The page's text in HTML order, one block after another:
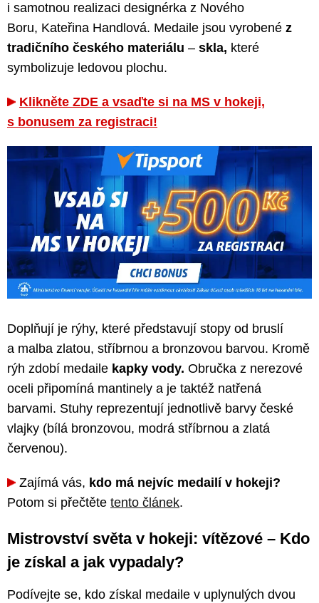
i samotnou realizaci designérka z Nového
Boru, Kateřina Handlová. Medaile jsou vyrobené z
tradičního českého materiálu – skla, které
symbolizuje ledovou plochu.
Klikněte ZDE a vsaďte si na MS v hokeji,
s bonusem za registraci!
Doplňují je rýhy, které představují stopy od bruslí
a malba zlatou, stříbrnou a bronzovou barvou. Kromě
rýh zdobí medaile kapky vody. Obručka z nerezové
oceli připomíná mantinely a je taktéž natřená
barvami. Stuhy reprezentují jednotlivě barvy české
vlajky (bílá bronzovou, modrá stříbrnou a zlatá
červenou).
Zajímá vás, kdo má nejvíc medailí v hokeji?
Potom si přečtěte tento článek.
Mistrovství světa v hokeji: vítězové – Kdo
je získal a jak vypadaly?
Podívejte se, kdo získal medaile v uplynulých dvou